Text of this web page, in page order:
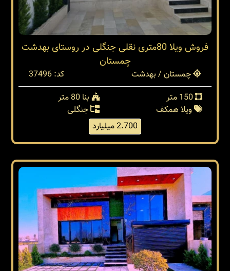
فروش ویلا 80متری نقلی جنگلی در روستای بهدشت
چمستان
چمستان / بهدشت
کد: 37496
بنا 80 متر
ویلا همکف
جنگلی
2.700 میلیارد